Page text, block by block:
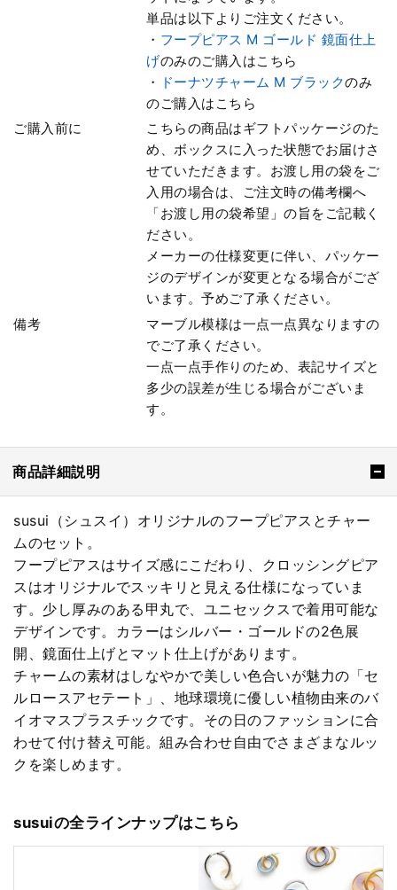
単品は以下よりご注文ください。
・ フープピアス M ゴールド 鏡面仕上
げのみのご購入はこちら
・
ドーナツチャーム M ブラックのみ
のご購入はこちら
ご購入前に
こちらの商品はギフトパッケージのた
め、ボックスに入った状態でお届けさ
せていただきます。お渡し用の袋をご
入用の場合は、ご注文時の備考欄へ
「お渡し用の袋希望」の旨をご記載く
ださい。
メーカーの仕様変更に伴い、パッケー
ジのデザインが変更となる場合がござ
います。予めご了承ください。
備考
マーブル模様は一点一点異なりますの
でご了承ください。
一点一点手作りのため、表記サイズと
多少の誤差が生じる場合がございま
す。
商品詳細説明
susui（シュスイ）オリジナルのフープピアスとチャー
ムのセット。
フープピアスはサイズ感にこだわり、クロッシングピア
スはオリジナルでスッキリと見える仕様になっていま
す。少し厚みのある甲丸で、ユニセックスで着用可能な
デザインです。カラーはシルバー・ゴールドの2色展
開、鏡面仕上げとマット仕上げがあります。
チャームの素材はしなやかで美しい色合いが魅力の「セ
ルロースアセテート」、地球環境に優しい植物由来のバ
イオマスプラスチックです。その日のファッションに合
わせて付け替え可能。組み合わせ自由でさまざまなルッ
クを楽しめます。
susuiの全ラインナップはこちら